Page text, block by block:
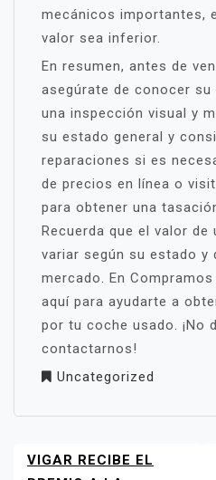
mecánicos importantes,
valor sea inferior.
En resumen, antes de
asegúrate de conocer su
una inspección visual y
su estado general y
reparaciones si es
de precios en línea o
para obtener una
Recuerda que el valor de
variar según su estado y
mercado. En
aquí para ayudarte a
por tu coche usado. ¡No
contactarnos!
Uncategorized
NAVEGACIÓN
VIGAR RECIBE EL